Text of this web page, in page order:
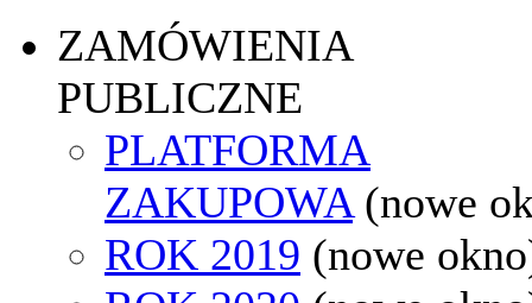
ZAMÓWIENIA
PUBLICZNE
PLATFORMA
ZAKUPOWA (nowe
ROK 2019 (nowe